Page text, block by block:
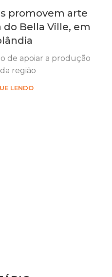
promovem arte
Bella Ville, em
de apoiar a produção
região
LENDO